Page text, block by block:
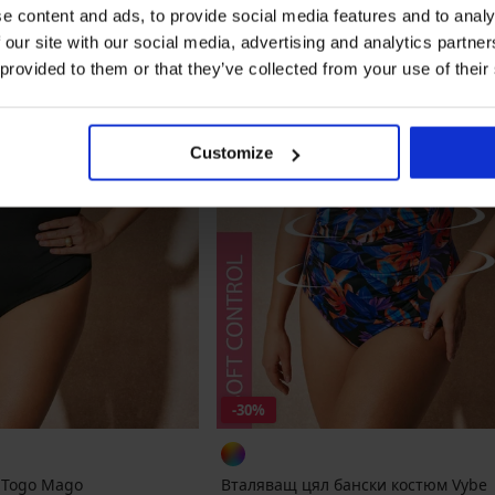
content and ads, to provide social media features and to
site with our social media, advertising and analytics
to them or that they’ve collected from your use of
Customize
Mago
-30%
Вталяващ цял бански костюм Vybe